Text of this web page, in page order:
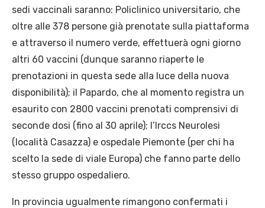
sedi vaccinali saranno: Policlinico universitario, che
oltre alle 378 persone già prenotate sulla piattaforma
e attraverso il numero verde, effettuerà ogni giorno
altri 60 vaccini (dunque saranno riaperte le
prenotazioni in questa sede alla luce della nuova
disponibilità); il Papardo, che al momento registra un
esaurito con 2800 vaccini prenotati comprensivi di
seconde dosi (fino al 30 aprile); l’Irccs Neurolesi
(località Casazza) e ospedale Piemonte (per chi ha
scelto la sede di viale Europa) che fanno parte dello
stesso gruppo ospedaliero.
In provincia ugualmente rimangono confermati i